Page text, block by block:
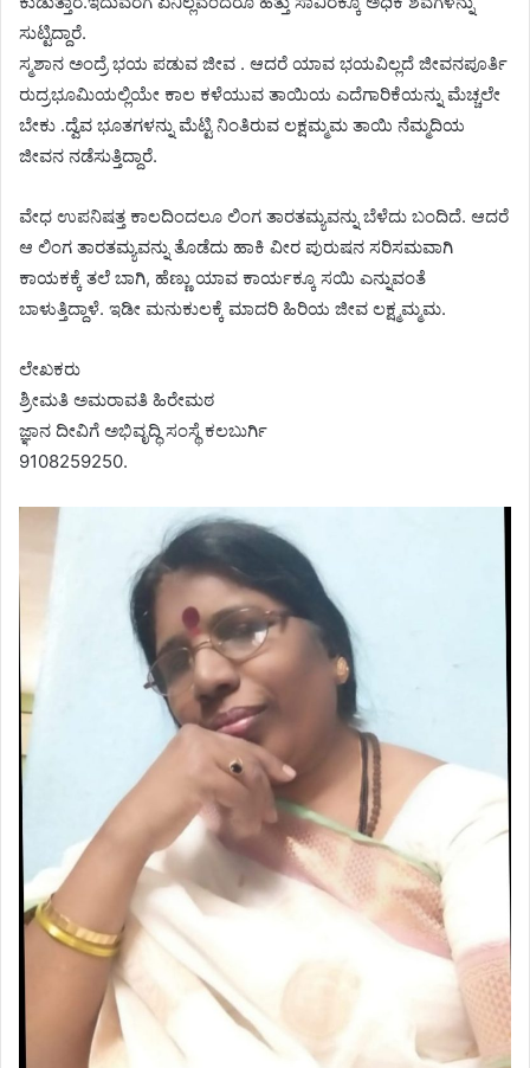
ಸುಟ್ಟಿದ್ದಾರೆ.
ಸ್ಮಶಾನ ಅಂದ್ರೆ ಭಯ ಪಡುವ ಜೀವ . ಆದರೆ ಯಾವ ಭಯವಿಲ್ಲದೆ ಜೀವನಪೂರ್ತಿ
ರುದ್ರಭೂಮಿಯಲ್ಲಿಯೇ ಕಾಲ ಕಳೆಯುವ ತಾಯಿಯ ಎದೆಗಾರಿಕೆಯನ್ನು ಮೆಚ್ಚಲೇ
ಬೇಕು .ದ್ವೆವ ಭೂತಗಳನ್ನು ಮೆಟ್ಟಿ ನಿಂತಿರುವ ಲಕ್ಷಮ್ಮಮ ತಾಯಿ ನೆಮ್ಮದಿಯ
ಜೀವನ ನಡೆಸುತ್ತಿದ್ದಾರೆ.
ವೇಧ ಉಪನಿಷತ್ತ ಕಾಲದಿಂದಲೂ ಲಿಂಗ ತಾರತಮ್ಯವನ್ನು ಬೆಳೆದು ಬಂದಿದೆ. ಆದರೆ
ಆ ಲಿಂಗ ತಾರತಮ್ಯವನ್ನು ತೊಡೆದು ಹಾಕಿ ವೀರ ಪುರುಷನ ಸರಿಸಮವಾಗಿ
ಕಾಯಕಕ್ಕೆ ತಲೆ ಬಾಗಿ, ಹೆಣ್ಣು ಯಾವ ಕಾರ್ಯಕ್ಕೂ ಸಯಿ ಎನ್ನುವಂತೆ
ಬಾಳುತ್ತಿದ್ದಾಳೆ. ಇಡೀ ಮನುಕುಲಕ್ಕೆ ಮಾದರಿ ಹಿರಿಯ ಜೀವ ಲಕ್ಷ್ಮಮ್ಮಮ.
ಲೇಖಕರು
ಶ್ರೀಮತಿ ಅಮರಾವತಿ ಹಿರೇಮಠ
ಜ್ಞಾನ ದೀವಿಗೆ ಅಭಿವೃದ್ಧಿ ಸಂಸ್ಥೆ ಕಲಬುರ್ಗಿ
9108259250.